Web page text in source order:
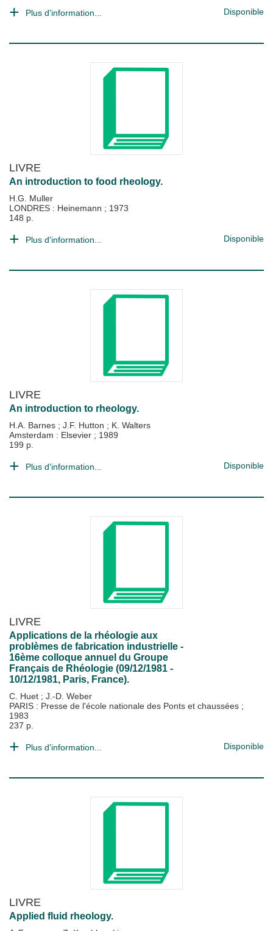
Plus d'information... Disponible
LIVRE
An introduction to food rheology.
H.G. Muller
LONDRES : Heinemann ; 1973
148 p.
Plus d'information... Disponible
LIVRE
An introduction to rheology.
H.A. Barnes ; J.F. Hutton ; K. Walters
Amsterdam : Elsevier ; 1989
199 p.
Plus d'information... Disponible
LIVRE
Applications de la rhéologie aux
problèmes de fabrication industrielle -
16ème colloque annuel du Groupe
Français de Rhéologie (09/12/1981 -
10/12/1981, Paris, France).
C. Huet ; J.-D. Weber
PARIS : Presse de l'école nationale des Ponts et chaussées ;
1983
237 p.
Plus d'information... Disponible
LIVRE
Applied fluid rheology.